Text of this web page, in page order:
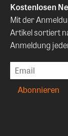
Kostenlosen
Mit der
Artikel sortiert
Anmeldung